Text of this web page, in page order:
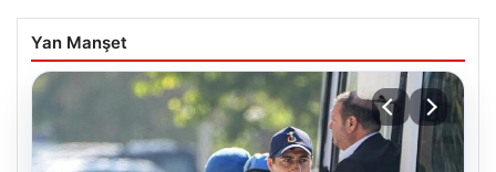
Yan Manşet